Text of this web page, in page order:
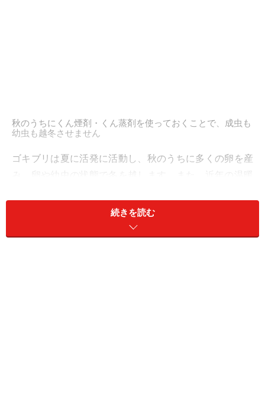
秋のうちにくん煙剤・くん蒸剤を使っておくことで、成虫も
幼虫も越冬させません
ゴキブリは夏に活発に活動し、秋のうちに多くの卵を産
所（家電の裏や天井裏、シンクの下など）に潜み、越冬
する成虫もいます。秋以降は姿を見かけることが少なく
続きを読む